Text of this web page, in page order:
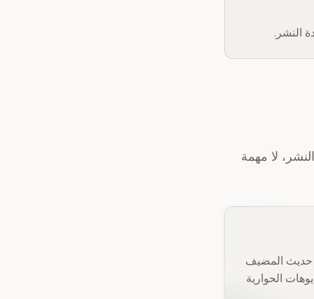
النشر.
لا مهمة
حديث المضيف
الحوارية